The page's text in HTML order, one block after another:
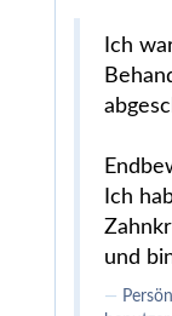
Ich
Ich
und